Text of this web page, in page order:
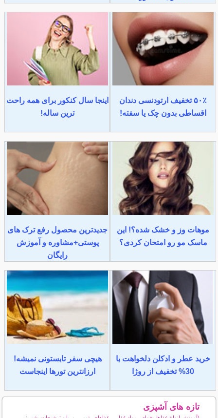
۵۰٪ تخفیف ارتودنسی دندان
اقساطی بدون چک یا سفته!
اینجا سال کنکور برای همه راحت
ترین ساله!
موهات وز و خشک شده؟! این
ماسک مو رو امتحان کردی؟
جدیدترین محصول رفع ترک های
پوستی+مشاوره و آموزش
رایگان
خرید عطر و ادکلن دلخواهت با
30% تخفیف از روژا
هیچی سفر تابستونی نمیشه!
ارزانترین تورها اینجاست
تازه های آشپزی